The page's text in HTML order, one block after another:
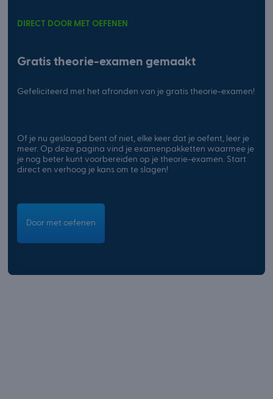
DIRECT DOOR MET OEFENEN
Gratis theorie-examen gemaakt
Gefeliciteerd met het afronden van je gratis theorie-examen!
Of je nu geslaagd bent of niet, elke keer dat je oefent, leer je
meer. Op deze pagina vind je examenpakketten waarmee je
je nog beter kunt voorbereiden op je theorie-examen. Start
direct en verhoog je kans om te slagen!
Door met oefenen